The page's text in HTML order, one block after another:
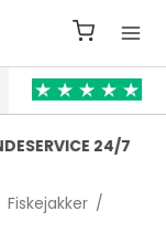
24/7
Fiskejakker /